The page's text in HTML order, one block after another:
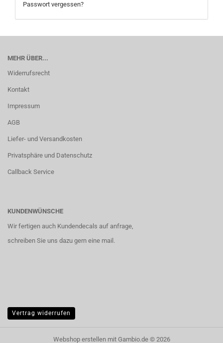
Passwort vergessen?
MEHR ÜBER...
Widerrufsrecht
Kontakt
Impressum
AGB
Liefer- und Versandkosten
Privatsphäre und Datenschutz
Callback Service
KUNDENWÜNSCHE
Wir fertigen auch Kundendecals auf anfrage,
schreiben Sie uns dazu gern eine mail.
Vertrag widerrufen
Webshop erstellenmit Gambio.de © 2026